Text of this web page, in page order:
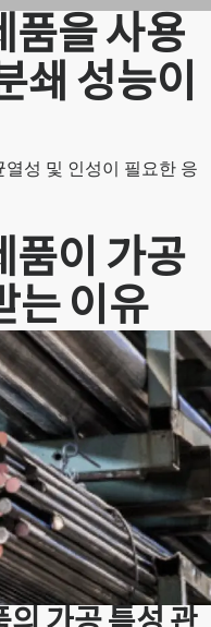
품을 사용
쇄 성능이
성 및 인성이 필요한 응
품이 가공
는 이유